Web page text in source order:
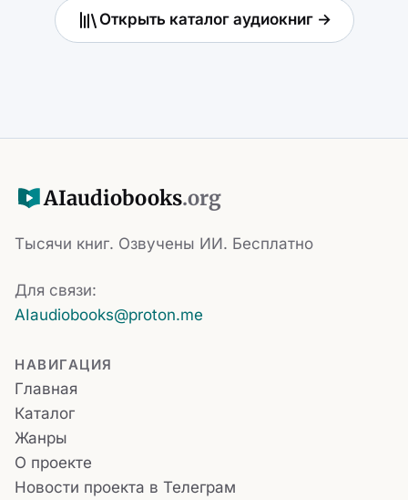
Открыть каталог аудиокниг →
AIaudiobooks.org
Тысячи книг. Озвучены ИИ. Бесплатно
Для связи:
AIaudiobooks@proton.me
НАВИГАЦИЯ
Главная
Каталог
Жанры
О проекте
Новости проекта в Телеграм